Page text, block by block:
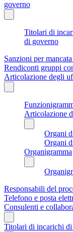
governo
Titolari di
di governo
Sanzioni per
Rendiconti gruppi
Articolazione degli
Articolazione
Organi
Organi
Organigramma
Responsabili del
Telefono e posta
Consulenti e
Titolari di incarichi di